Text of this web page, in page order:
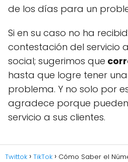
de los días para un
Si en su caso no ha
contestación del servicio
social; sugerimos que
hasta que logre tener
problema. Y no solo por
agradece porque
servicio a sus clientes.
Twittok TikTok
Cómo Saber el